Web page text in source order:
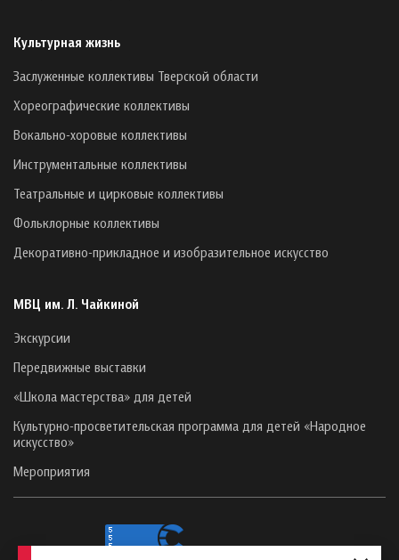
Культурная жизнь
Заслуженные коллективы Тверской области
Хореографические коллективы
Вокально-хоровые коллективы
Инструментальные коллективы
Театральные и цирковые коллективы
Фольклорные коллективы
Декоративно-прикладное и изобразительное искусство
МВЦ им. Л. Чайкиной
Экскурсии
Передвижные выставки
«Школа мастерства» для детей
Культурно-просветительская программа для детей «Народное
искусство»
Мероприятия